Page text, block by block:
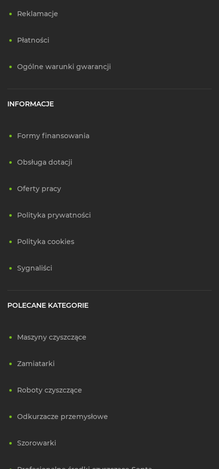
Reklamacje
Płatności
Ogólne warunki gwarancji
INFORMACJE
Formy finansowania
Obsługa dotacji
Oferty pracy
Polityka prywatności
Polityka cookies
Sygnaliści
POLECANE KATEGORIE
Maszyny czyszczące
Zamiatarki
Roboty czyszczące
Odkurzacze przemysłowe
Szorowarki